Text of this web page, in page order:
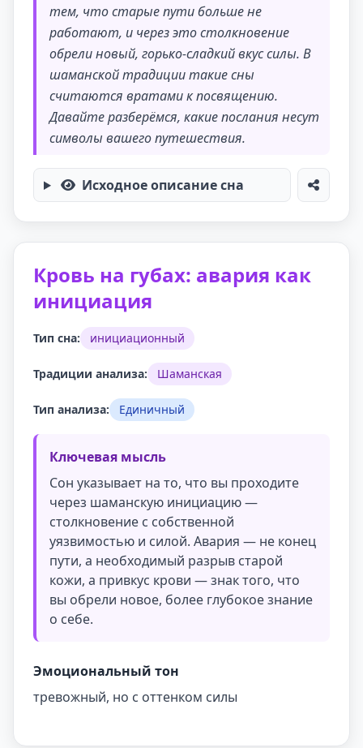
тем, что старые пути больше не
работают, и через это столкновение
обрели новый, горько-сладкий вкус силы. В
шаманской традиции такие сны
считаются вратами к посвящению.
Давайте разберёмся, какие послания несут
символы вашего путешествия.
Исходное описание сна
Кровь на губах: авария как
инициация
Тип сна: инициационный
Традиции анализа: Шаманская
Тип анализа: Единичный
Ключевая мысль
Сон указывает на то, что вы проходите
через шаманскую инициацию —
столкновение с собственной
уязвимостью и силой. Авария — не конец
пути, а необходимый разрыв старой
кожи, а привкус крови — знак того, что
вы обрели новое, более глубокое знание
о себе.
Эмоциональный тон
тревожный, но с оттенком силы